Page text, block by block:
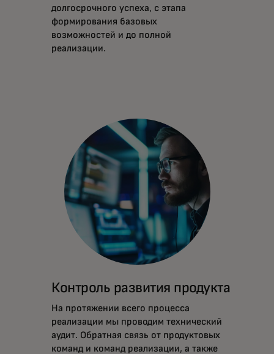
долгосрочного успеха, с этапа
формирования базовых
возможностей и до полной
реализации.
Контроль развития продукта
На протяжении всего процесса
реализации мы проводим технический
аудит. Обратная связь от продуктовых
команд и команд реализации, а также